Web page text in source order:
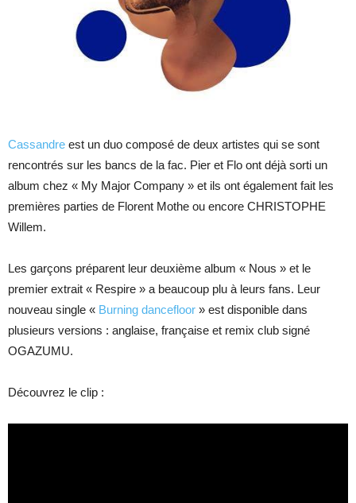
Cassandre est un duo composé de deux artistes qui se sont
rencontrés sur les bancs de la fac. Pier et Flo ont déjà sorti un
album chez « My Major Company » et ils ont également fait les
premières parties de Florent Mothe ou encore CHRISTOPHE
Willem.
Les garçons préparent leur deuxième album « Nous » et le
premier extrait « Respire » a beaucoup plu à leurs fans. Leur
nouveau single « Burning dancefloor » est disponible dans
plusieurs versions : anglaise, française et remix club signé
OGAZUMU.
Découvrez le clip :